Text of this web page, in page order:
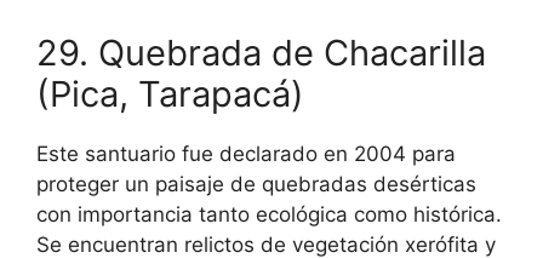
29. Quebrada de Chacarilla
(Pica, Tarapacá)
Este santuario fue declarado en 2004 para
proteger un paisaje de quebradas desérticas
con importancia tanto ecológica como histórica.
Se encuentran relictos de vegetación xerófita y